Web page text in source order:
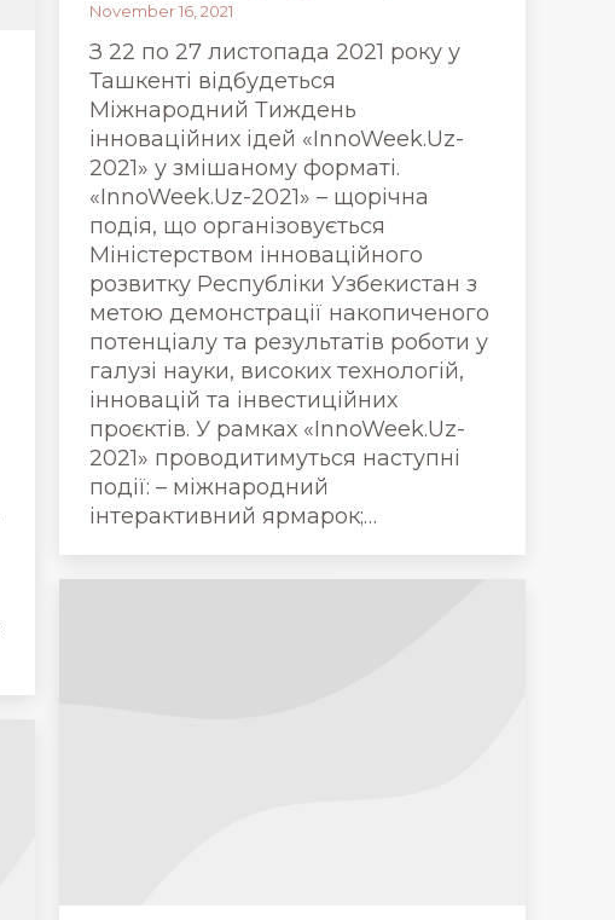
November 16, 2021
З 22 по 27 листопада 2021 року у
Ташкенті відбудеться
Міжнародний Тиждень
інноваційних ідей «InnoWeek.Uz-
2021» у змішаному форматі.
«InnoWeek.Uz-2021» – щорічна
подія, що організовується
Міністерством інноваційного
розвитку Республіки Узбекистан з
метою демонстрації накопиченого
потенціалу та результатів роботи у
галузі науки, високих технологій,
інновацій та інвестиційних
проєктів. У рамках «InnoWeek.Uz-
2021» проводитимуться наступні
події: – міжнародний
інтерактивний ярмарок;…